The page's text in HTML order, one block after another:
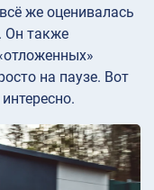
же оценивалась
Он также
на паузе. Вот